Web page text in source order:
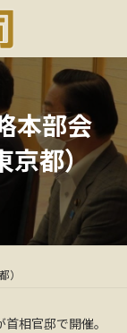
本部会
京都）
）
相官邸で開催。